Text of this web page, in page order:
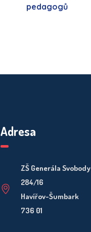
pedagogů
Adresa
ZŠ Generála Svobody
284/16
Havířov-Šumbark
736 01